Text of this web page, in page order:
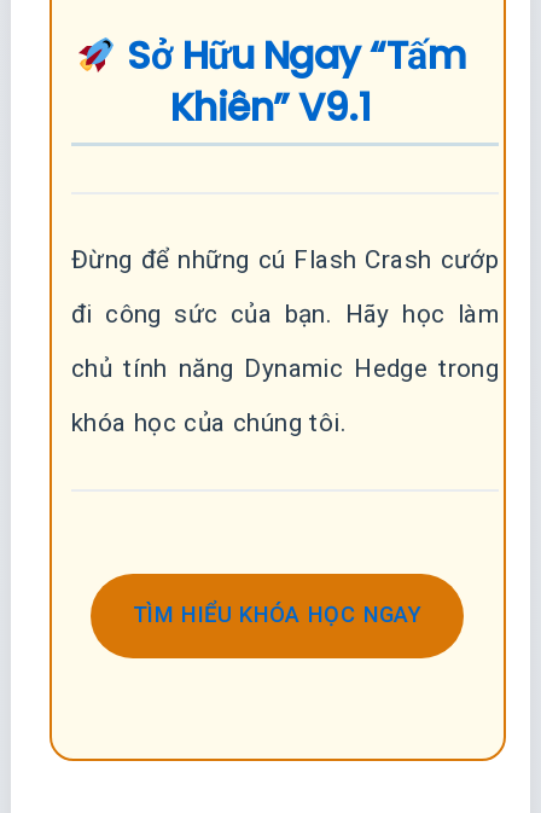
Sở Hữu Ngay “Tấm
Khiên” V9.1
Đừng để những cú Flash Crash cướp
đi công sức của bạn. Hãy học làm
chủ tính năng Dynamic Hedge trong
khóa học của chúng tôi.
TÌM HIỂU KHÓA HỌC NGAY